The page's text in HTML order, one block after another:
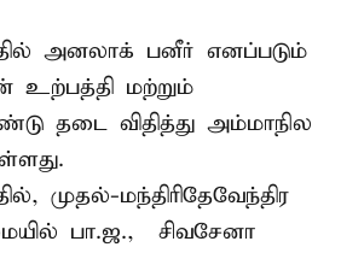
அனலாக் பனீர் எனப்படும்
உற்பத்தி மற்றும்
தடை விதித்து அம்மாநில
முதல்-மந்திரிதேவேந்திர
பா.ஜ., – சிவசேனா –